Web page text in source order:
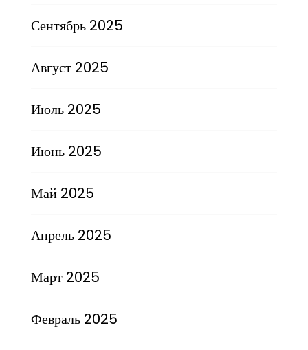
Сентябрь 2025
Август 2025
Июль 2025
Июнь 2025
Май 2025
Апрель 2025
Март 2025
Февраль 2025